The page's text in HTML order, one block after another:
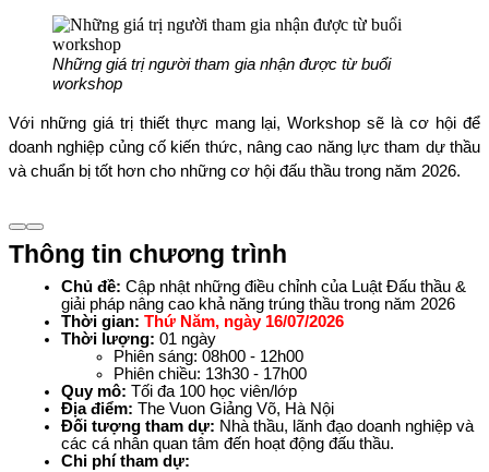
Những giá trị người tham gia nhận được từ buổi
workshop
Với những giá trị thiết thực mang lại, Workshop sẽ là cơ hội để
doanh nghiệp củng cố kiến thức, nâng cao năng lực tham dự thầu
và chuẩn bị tốt hơn cho những cơ hội đấu thầu trong năm 2026.
Thông tin chương trình
Chủ đề: Cập nhật những điều chỉnh của Luật Đấu thầu &
giải pháp nâng cao khả năng trúng thầu trong năm 2026
Thời gian: Thứ Năm, ngày 16/07/2026
Thời lượng: 01 ngày
Phiên sáng: 08h00 - 12h00
Phiên chiều: 13h30 - 17h00
Quy mô: Tối đa 100 học viên/lớp
Địa điểm: The Vuon Giảng Võ, Hà Nội
Đối tượng tham dự: Nhà thầu, lãnh đạo doanh nghiệp và
các cá nhân quan tâm đến hoạt động đấu thầu.
Chi phí tham dự: